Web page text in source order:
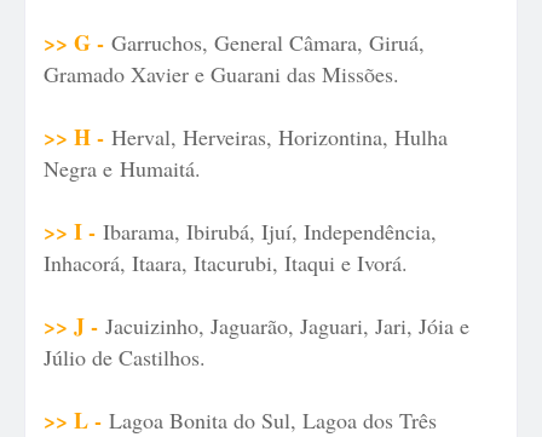
>> G - Garruchos, General Câmara, Giruá,
Gramado Xavier e Guarani das Missões.
>> H - Herval, Herveiras, Horizontina, Hulha
Negra e Humaitá.
>> I - Ibarama, Ibirubá, Ijuí, Independência,
Inhacorá, Itaara, Itacurubi, Itaqui e Ivorá.
>> J - Jacuizinho, Jaguarão, Jaguari, Jari, Jóia e
Júlio de Castilhos.
>> L - Lagoa Bonita do Sul, Lagoa dos Três